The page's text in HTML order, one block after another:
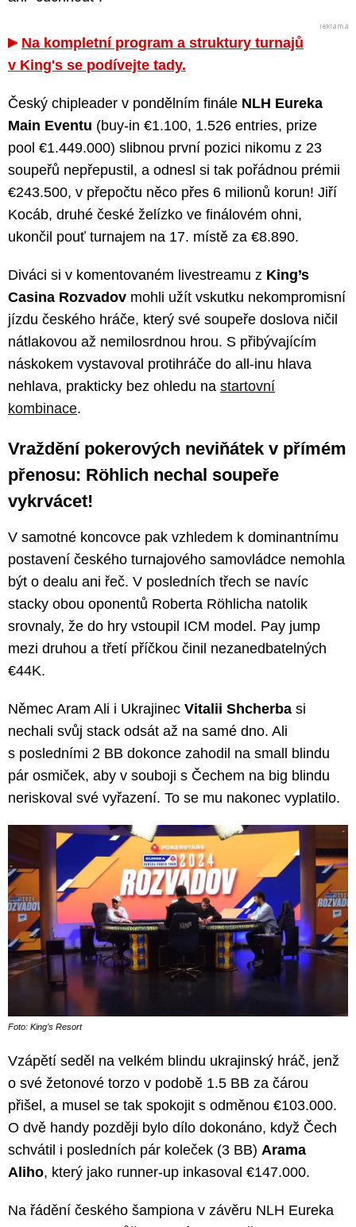
Na kompletní program a struktury turnajů
v King's se podívejte tady.
Český chipleader v pondělním finále NLH Eureka
Main Eventu (buy-in €1.100, 1.526 entries, prize
pool €1.449.000) slibnou první pozici nikomu z 23
soupeřů nepřepustil, a odnesl si tak pořádnou prémii
€243.500, v přepočtu něco přes 6 milionů korun! Jiří
Kocáb, druhé české želízko ve finálovém ohni,
ukončil pouť turnajem na 17. místě za €8.890.
Diváci si v komentovaném livestreamu z King’s
Casina Rozvadov mohli užít vskutku nekompromisní
jízdu českého hráče, který své soupeře doslova ničil
nátlakovou až nemilosrdnou hrou. S přibývajícím
náskokem vystavoval protihráče do all-inu hlava
nehlava, prakticky bez ohledu na startovní
kombinace.
Vraždění pokerových neviňátek v přímém
přenosu: Röhlich nechal soupeře
vykrvácet!
V samotné koncovce pak vzhledem k dominantnímu
postavení českého turnajového samovládce nemohla
být o dealu ani řeč. V posledních třech se navíc
stacky obou oponentů Roberta Röhlicha natolik
srovnaly, že do hry vstoupil ICM model. Pay jump
mezi druhou a třetí příčkou činil nezanedbatelných
€44K.
Němec Aram Ali i Ukrajinec Vitalii Shcherba si
nechali svůj stack odsát až na samé dno. Ali
s posledními 2 BB dokonce zahodil na small blindu
pár osmiček, aby v souboji s Čechem na big blindu
neriskoval své vyřazení. To se mu nakonec vyplatilo.
Foto: King’s Resort
Vzápětí seděl na velkém blindu ukrajinský hráč, jenž
o své žetonové torzo v podobě 1.5 BB za čárou
přišel, a musel se tak spokojit s odměnou €103.000.
O dvě handy později bylo dílo dokonáno, když Čech
schvátil i posledních pár koleček (3 BB) Arama
Aliho, který jako runner-up inkasoval €147.000.
Na řádění českého šampiona v závěru NLH Eureka